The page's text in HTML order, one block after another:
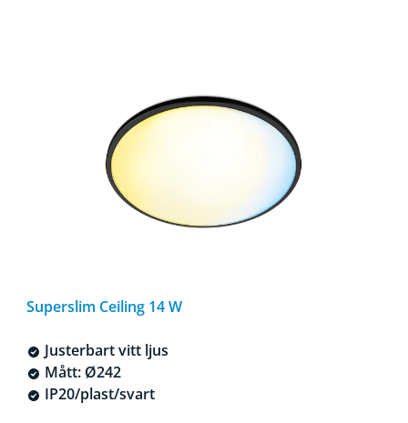
Superslim Ceiling 14 W
Justerbart vitt ljus
Mått: Ø242
IP20/plast/svart